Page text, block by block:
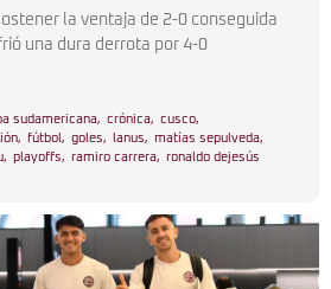
la ventaja de 2-0 conseguida
una dura derrota por 4-0
sudamericana, crónica, cusco,
, fútbol , goles, lanus, matías sepulveda,
, playoffs, ramiro carrera, ronaldo dejesús